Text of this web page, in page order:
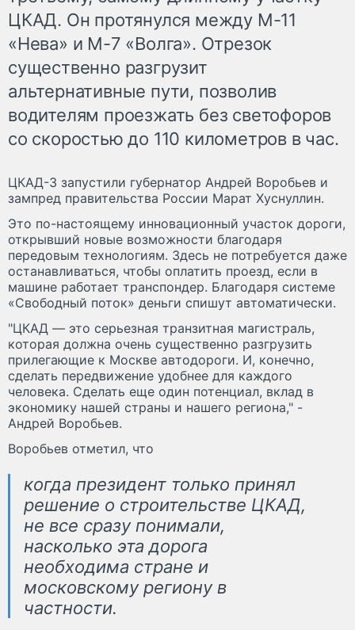
ЦКАД. Он протянулся между М-11
«Нева» и М-7 «Волга». Отрезок
существенно разгрузит
альтернативные пути, позволив
водителям проезжать без светофоров
со скоростью до 110 километров в час.
ЦКАД-3 запустили губернатор Андрей Воробьев и
зампред правительства России Марат Хуснуллин.
Это по-настоящему инновационный участок дороги,
открывший новые возможности благодаря
передовым технологиям. Здесь не потребуется даже
останавливаться, чтобы оплатить проезд, если в
машине работает транспондер. Благодаря системе
«Свободный поток» деньги спишут автоматически.
"ЦКАД — это серьезная транзитная магистраль,
которая должна очень существенно разгрузить
прилегающие к Москве автодороги. И, конечно,
сделать передвижение удобнее для каждого
человека. Сделать еще один потенциал, вклад в
экономику нашей страны и нашего региона," -
Андрей Воробьев.
Воробьев отметил, что
когда президент только принял
решение о строительстве ЦКАД,
не все сразу понимали,
насколько эта дорога
необходима стране и
московскому региону в
частности.